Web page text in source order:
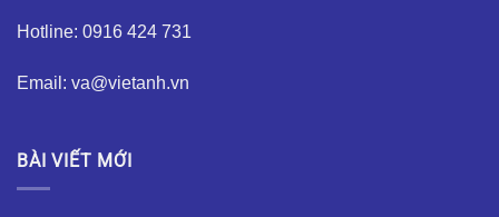
Hotline: 0916 424 731
Email: va@vietanh.vn
BÀI VIẾT MỚI